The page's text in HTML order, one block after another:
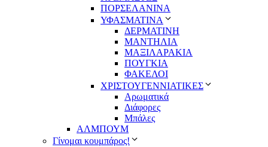
ΠΟΡΣΕΛΑΝΙΝΑ
ΥΦΑΣΜΑΤΙΝA
ΔΕΡΜΑΤΙΝΗ
ΜΑΝΤΗΛΙΑ
ΜΑΞΙΛΑΡΑΚΙΑ
ΠΟΥΓΚΙΑ
ΦΑΚΕΛΟΙ
ΧΡΙΣΤΟΥΓΕΝΝΙΑΤΙΚΕΣ
Αρωματικά
Διάφορες
Μπάλες
ΑΛΜΠΟΥΜ
Γίνομαι κουμπάρος!